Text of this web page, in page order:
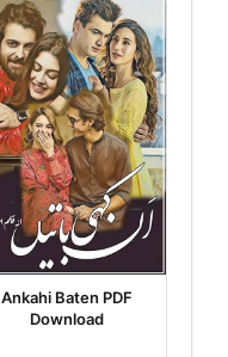
Ankahi Baten PDF
Download